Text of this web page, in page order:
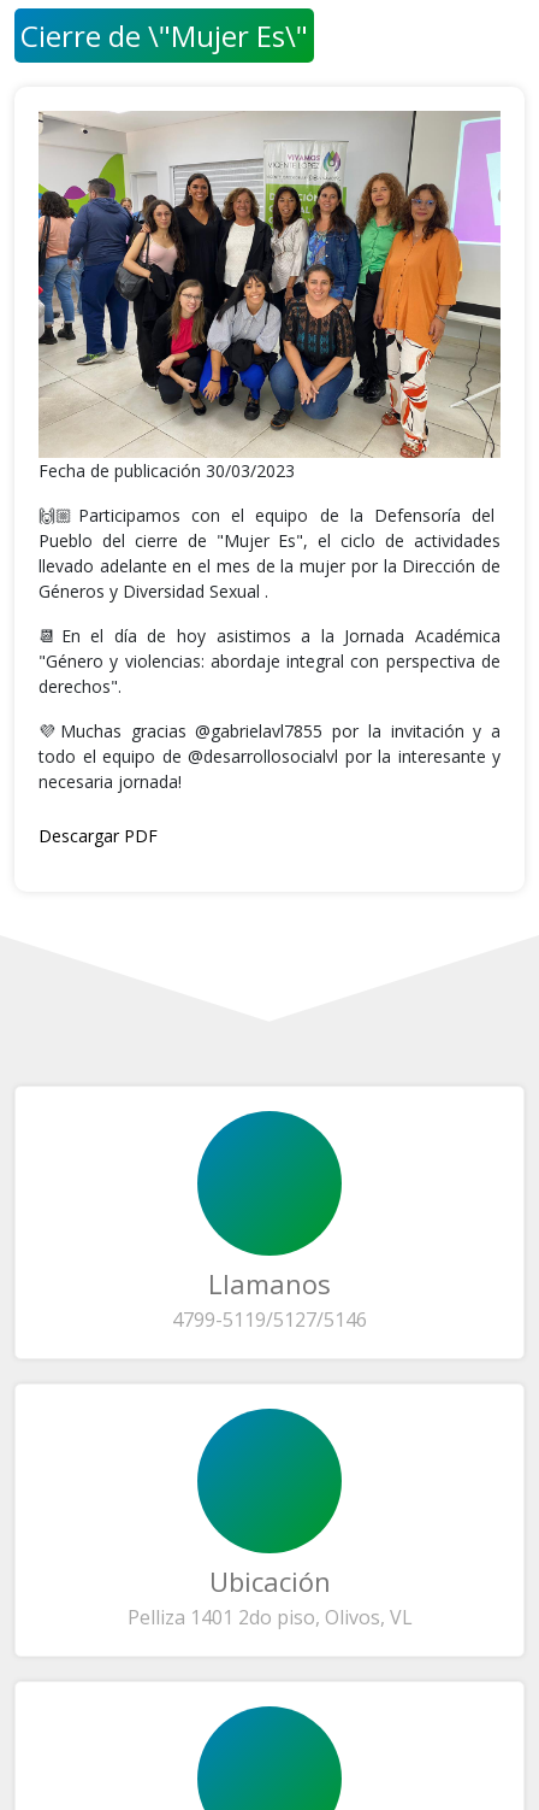
Cierre de \"Mujer Es\"
Fecha de publicación 30/03/2023
🙌🏼Participamos con el equipo de la Defensoría del
Pueblo del cierre de "Mujer Es", el ciclo de actividades
llevado adelante en el mes de la mujer por la Dirección de
Géneros y Diversidad Sexual .
📆En el día de hoy asistimos a la Jornada Académica
"Género y violencias: abordaje integral con perspectiva de
derechos".
💜Muchas gracias @gabrielavl7855 por la invitación y a
todo el equipo de @desarrollosocialvl por la interesante y
necesaria jornada!
Descargar PDF
Llamanos
4799-5119/5127/5146
Ubicación
Pelliza 1401 2do piso, Olivos, VL